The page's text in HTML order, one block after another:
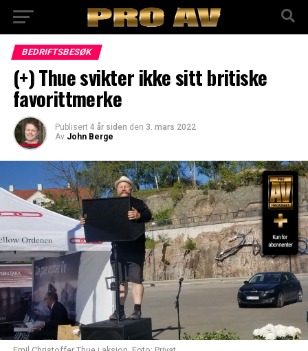
BEDRIFTSBESØK
(+) Thue svikter ikke sitt britiske
favorittmerke
Publisert 4 år siden den 3. mars 2022
Av John Berge